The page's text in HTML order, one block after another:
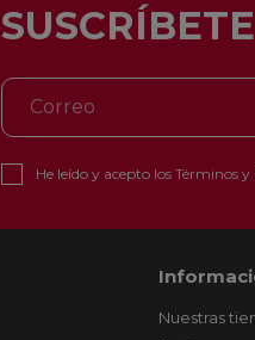
He leído y acepto los Términos y
Nuestras